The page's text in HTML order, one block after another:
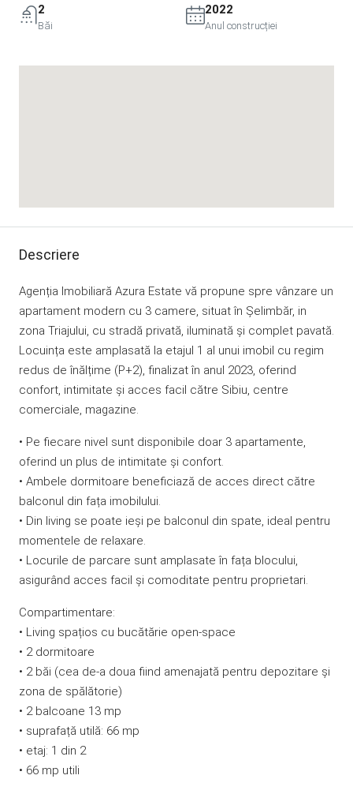
2
Băi
2022
Anul construcției
Descriere
Agenția Imobiliară Azura Estate vă propune spre vânzare un
apartament modern cu 3 camere, situat în Șelimbăr, in
zona Triajului, cu stradă privată, iluminată și complet pavată.
Locuința este amplasată la etajul 1 al unui imobil cu regim
redus de înălțime (P+2), finalizat în anul 2023, oferind
confort, intimitate și acces facil către Sibiu, centre
comerciale, magazine.
• Pe fiecare nivel sunt disponibile doar 3 apartamente,
oferind un plus de intimitate și confort.
• Ambele dormitoare beneficiază de acces direct către
balconul din fața imobilului.
• Din living se poate ieși pe balconul din spate, ideal pentru
momentele de relaxare.
• Locurile de parcare sunt amplasate în fața blocului,
asigurând acces facil și comoditate pentru proprietari.
Compartimentare:
• Living spațios cu bucătărie open-space
• 2 dormitoare
• 2 băi (cea de-a doua fiind amenajată pentru depozitare și
zona de spălătorie)
• 2 balcoane 13 mp
• suprafață utilă: 66 mp
• etaj: 1 din 2
• 66 mp utili